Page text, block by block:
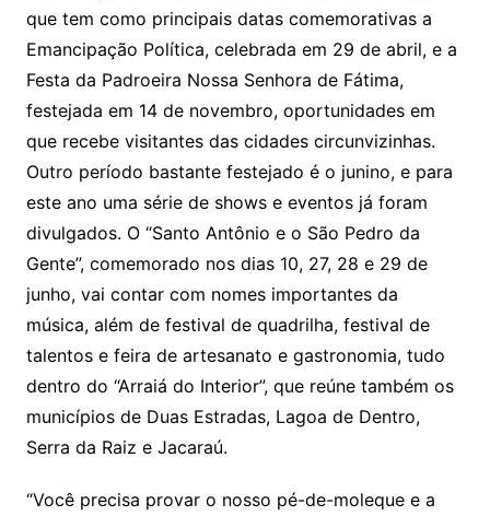
que tem como principais datas comemorativas a
Emancipação Política, celebrada em 29 de abril, e a
Festa da Padroeira Nossa Senhora de Fátima,
festejada em 14 de novembro, oportunidades em
que recebe visitantes das cidades circunvizinhas.
Outro período bastante festejado é o junino, e para
este ano uma série de shows e eventos já foram
divulgados. O “Santo Antônio e o São Pedro da
Gente”, comemorado nos dias 10, 27, 28 e 29 de
junho, vai contar com nomes importantes da
música, além de festival de quadrilha, festival de
talentos e feira de artesanato e gastronomia, tudo
dentro do “Arraiá do Interior”, que reúne também os
municípios de Duas Estradas, Lagoa de Dentro,
Serra da Raiz e Jacaraú.
“Você precisa provar o nosso pé-de-moleque e a